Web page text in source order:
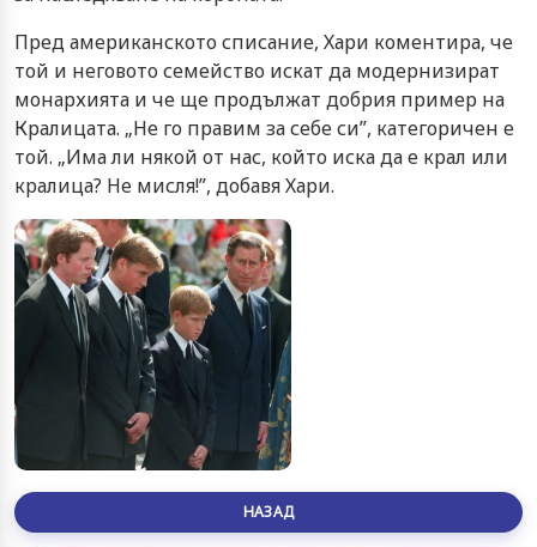
Пред американското списание, Хари коментира, че
той и неговото семейство искат да модернизират
монархията и че ще продължат добрия пример на
Кралицата. „Не го правим за себе си”, категоричен е
той. „Има ли някой от нас, който иска да е крал или
кралица? Не мисля!”, добавя Хари.
НАЗАД